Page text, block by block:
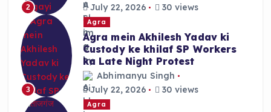
2
July 22, 2026
30 views
3
Agra
Agra mein Akhilesh Yadav ki
Custody ke khilaf SP Workers
ka Late Night Protest
Abhimanyu Singh
July 22, 2026
30 views
Agra